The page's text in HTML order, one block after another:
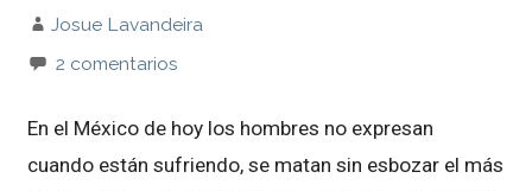
Josue Lavandeira
2 comentarios
En el México de hoy los hombres no expresan
cuando están sufriendo, se matan sin esbozar el más